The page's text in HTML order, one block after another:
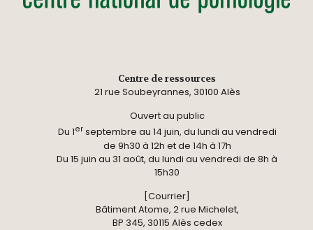
Centre de ressources
21 rue Soubeyrannes, 30100 Alès
Ouvert au public
Du 1erseptembre au 14 juin, du lundi au vendredi
de 9h30 à 12h et de 14h à 17h
Du 15 juin au 31 août, du lundi au vendredi de 8h à
15h30
[Courrier]
Bâtiment Atome, 2 rue Michelet,
BP 345, 30115 Alès cedex